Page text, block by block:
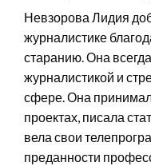
Невзорова Лидия
журналистике
старанию. Она
журналистикой и
сфере. Она
проектах, писала
вела свои
преданности